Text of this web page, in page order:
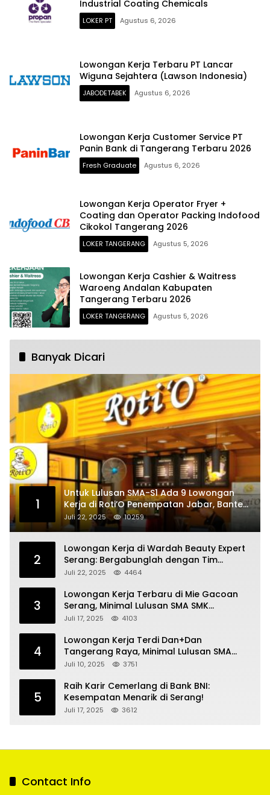
Industrial Coating Chemicals
LOKER PT Agustus 6, 2026
Lowongan Kerja Terbaru PT Lancar
Wiguna Sejahtera (Lawson Indonesia)
JABODETABEK Agustus 6, 2026
Lowongan Kerja Customer Service PT
Panin Bank di Tangerang Terbaru 2026
Fresh Graduate Agustus 6, 2026
Lowongan Kerja Operator Fryer +
Coating dan Operator Packing Indofood
Cikokol Tangerang 2026
LOKER TANGERANG Agustus 5, 2026
Lowongan Kerja Cashier & Waitress
Waroeng Andalan Kabupaten
Tangerang Terbaru 2026
LOKER TANGERANG Agustus 5, 2026
Banyak Dicari
1
Untuk Lulusan SMA-S1 Ada 9 Lowongan
Kerja di Roti’O Penempatan Jabar, Banten
dan Jakarta
Juli 22, 2025 10259
2
Lowongan Kerja di Wardah Beauty Expert
Serang: Bergabunglah dengan Tim
Kecantikan
Juli 22, 2025 4464
3
Lowongan Kerja Terbaru di Mie Gacoan
Serang, Minimal Lulusan SMA SMK
Sederajat
Juli 17, 2025 4103
4
Lowongan Kerja Terdi Dan+Dan
Tangerang Raya, Minimal Lulusan SMA
SMK
Juli 10, 2025 3751
5
Raih Karir Cemerlang di Bank BNI:
Kesempatan Menarik di Serang!
Juli 17, 2025 3612
Contact Info